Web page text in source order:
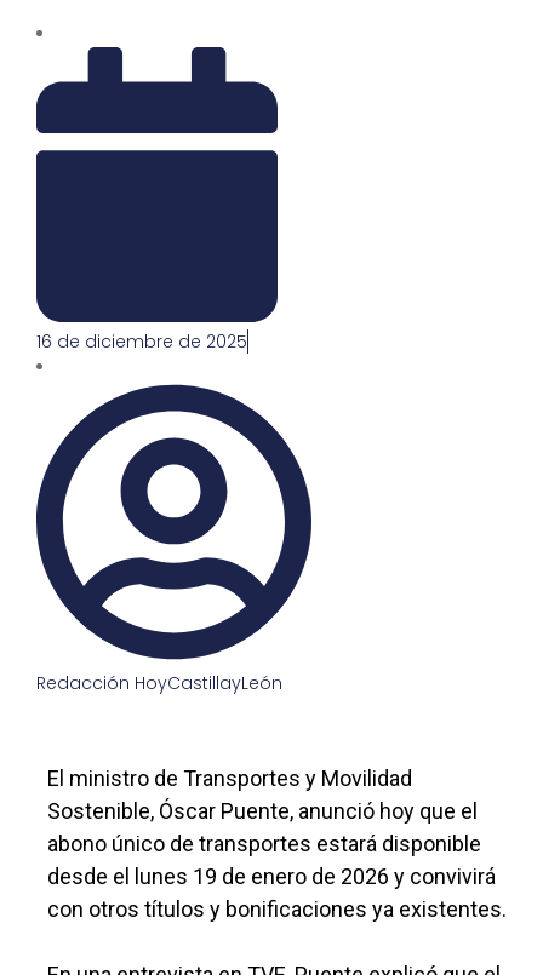
16 de diciembre de 2025
Redacción HoyCastillayLeón
El ministro de Transportes y Movilidad
Sostenible, Óscar Puente, anunció hoy que el
abono único de transportes estará disponible
desde el lunes 19 de enero de 2026 y convivirá
con otros títulos y bonificaciones ya existentes.